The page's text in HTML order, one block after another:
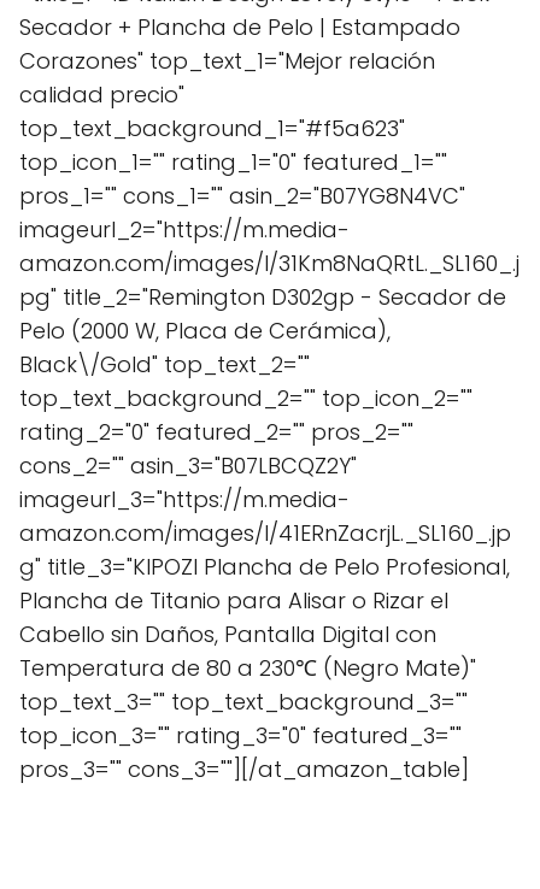
Secador + Plancha de Pelo | Estampado
Corazones" top_text_1="Mejor relación
calidad precio"
top_text_background_1="#f5a623"
top_icon_1="" rating_1="0" featured_1=""
pros_1="" cons_1="" asin_2="B07YG8N4VC"
imageurl_2="https://m.media-
amazon.com/images/I/31Km8NaQRtL._SL160_.j
pg" title_2="Remington D302gp - Secador de
Pelo (2000 W, Placa de Cerámica),
Black\/Gold" top_text_2=""
top_text_background_2="" top_icon_2=""
rating_2="0" featured_2="" pros_2=""
cons_2="" asin_3="B07LBCQZ2Y"
imageurl_3="https://m.media-
amazon.com/images/I/41ERnZacrjL._SL160_.jp
g" title_3="KIPOZI Plancha de Pelo Profesional,
Plancha de Titanio para Alisar o Rizar el
Cabello sin Daños, Pantalla Digital con
Temperatura de 80 a 230℃ (Negro Mate)"
top_text_3="" top_text_background_3=""
top_icon_3="" rating_3="0" featured_3=""
pros_3="" cons_3=""][/at_amazon_table]